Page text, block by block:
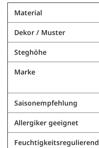
Material
Dekor / Muster
Steghöhe
Marke
Saisonempfehlung
Allergiker geeignet
Feuchtigkeitsregulierend